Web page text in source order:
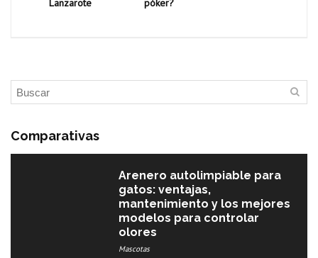
Lanzarote
póker?
Comparativas
Arenero autolimpiable para
gatos: ventajas,
mantenimiento y los mejores
modelos para controlar
olores
Mascotas